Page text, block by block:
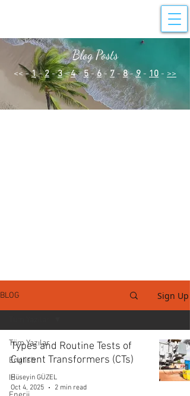
Blog Posts
<< - 1 - 2-3 -4 -5-6- 7 -8 - 9 - 10 - >>
BLOG Sign Up
Tüm Yazılar
English
IE
Types and Routine Tests of
Current Transformers (CTs)
Hüseyin GÜZEL
Oct 4, 2025
2 min read